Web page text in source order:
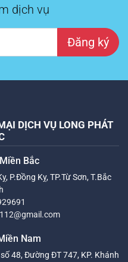
dịch vụ
Đăng ký
DỊCH VỤ LONG PHÁT
Bắc
P.Đồng Kỵ, TP.Từ Sơn, T.Bắc
Nam
48, Đường ĐT 747, KP. Khánh